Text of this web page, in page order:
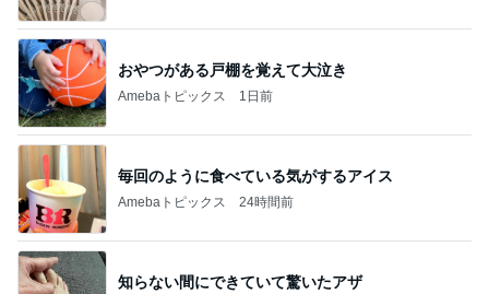
おやつがある戸棚を覚えて大泣き
Amebaトピックス 1日前
毎回のように食べている気がするアイス
Amebaトピックス 24時間前
知らない間にできていて驚いたアザ